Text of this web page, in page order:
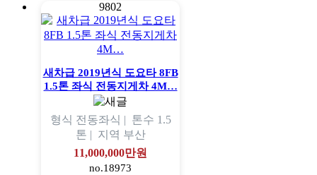
9802
새차급 2019년식 도요타 8FB
1.5톤 좌식 전동지게차 4M…
형식 전동좌식 | 톤수 1.5
톤 | 지역 부산
11,000,000만원
no.18973